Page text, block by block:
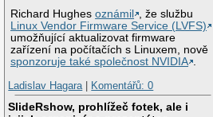
Richard Hughesoznámil
, že službu
Linux Vendor Firmware Service (LVFS)
umožňující aktualizovat firmware
zařízení na počítačích s Linuxem, nově
sponzoruje také společnost NVIDIA .
Ladislav Hagara| Komentářů: 0
SlideRshow, prohlížeč fotek, ale i